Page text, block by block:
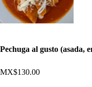
Pechuga al gusto (asada,
MX$130.00